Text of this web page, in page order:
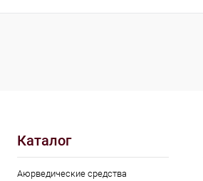
Каталог
Аюрведические средства